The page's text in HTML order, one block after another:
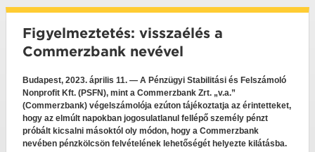
Figyelmeztetés: visszaélés a
Commerzbank nevével
Budapest, 2023. április 11. — A Pénzügyi Stabilitási és Felszámoló
Nonprofit Kft. (PSFN), mint a Commerzbank Zrt. „v.a.”
(Commerzbank) végelszámolója ezúton tájékoztatja az érintetteket,
hogy az elmúlt napokban jogosulatlanul fellépő személy pénzt
próbált kicsalni másoktól oly módon, hogy a Commerzbank
nevében pénzkölcsön felvételének lehetőségét helyezte kilátásba.